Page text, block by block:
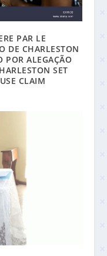
PAR LE
DE CHARLESTON
POR ALEGAÇÃO
SET
CLAIM